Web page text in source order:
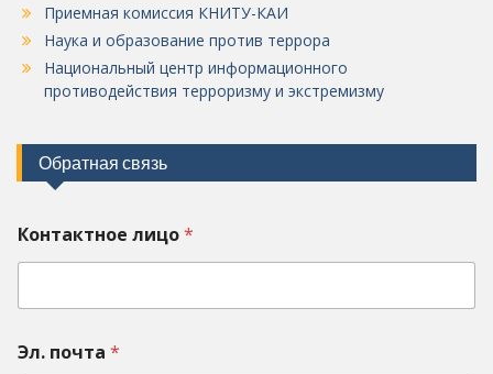
Приемная комиссия КНИТУ-КАИ
Наука и образование против террора
Национальный центр информационного
противодействия терроризму и экстремизму
Обратная связь
Контактное лицо*
Эл. почта *